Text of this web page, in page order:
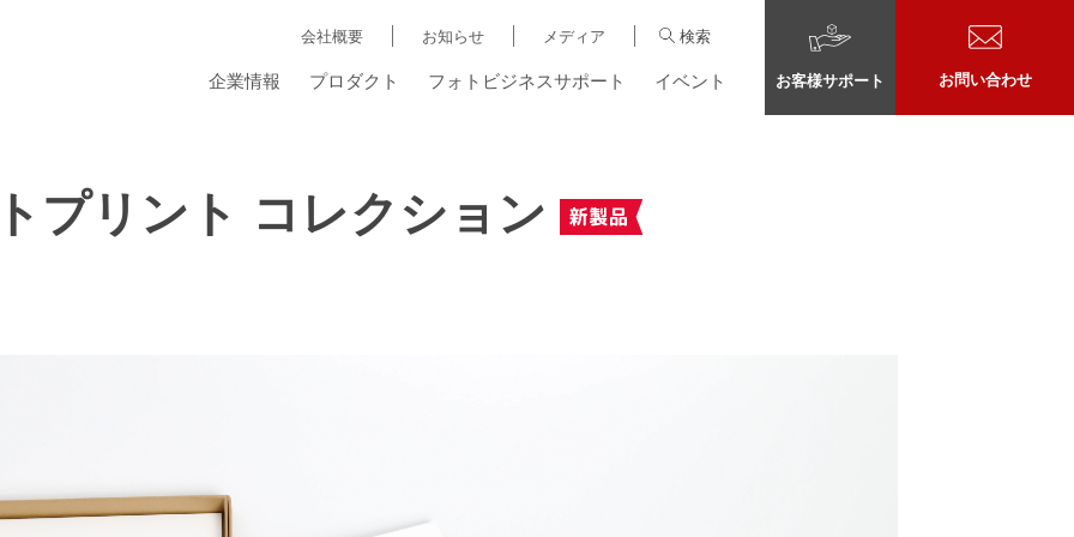
会社概要 お知らせ メディア 検索
企業情報 プロダクト フォトビジネスサポート イベント お客様サポート お問い合わせ
プリント コレクション